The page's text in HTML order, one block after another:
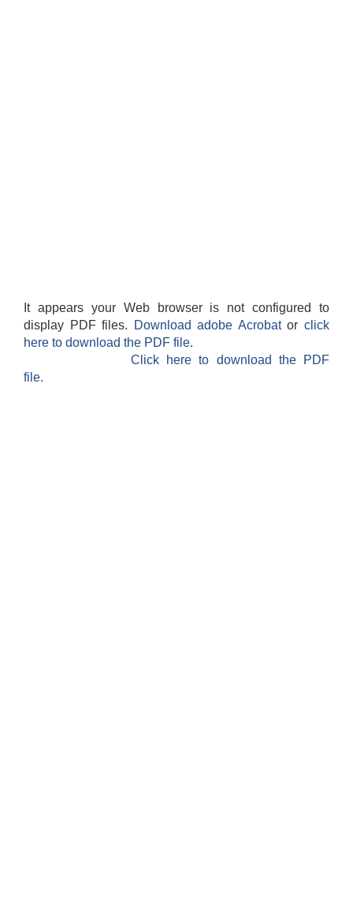
It appears your Web browser is not configured to
display PDF files.
Download adobe Acrobatorclick
here to download the PDF file.
Click here to download the PDF
file.